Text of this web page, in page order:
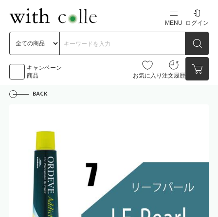
MENU
新規会員登録
ログイン
キャンペーン
商品
お気に入り 注文履歴
カートの中身を見る
BACK